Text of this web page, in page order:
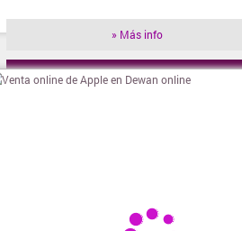
» Más info
» Visitar tienda